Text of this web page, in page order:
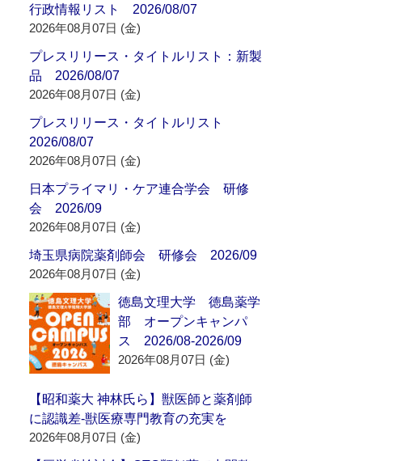
行政情報リスト 2026/08/07
2026年08月07日 (金)
プレスリリース・タイトルリスト：新製
品 2026/08/07
2026年08月07日 (金)
プレスリリース・タイトルリスト
2026/08/07
2026年08月07日 (金)
日本プライマリ・ケア連合学会 研修
会 2026/09
2026年08月07日 (金)
埼玉県病院薬剤師会 研修会 2026/09
2026年08月07日 (金)
徳島文理大学 徳島薬学
部 オープンキャンパ
ス 2026/08-2026/09
2026年08月07日 (金)
【昭和薬大 神林氏ら】獣医師と薬剤師
に認識差‐獣医療専門教育の充実を
2026年08月07日 (金)